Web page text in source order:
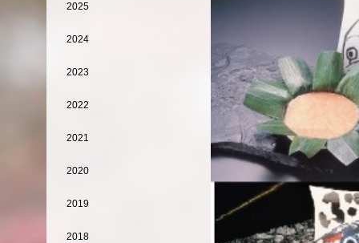
2025
2024
2023
2022
2021
2020
2019
2018